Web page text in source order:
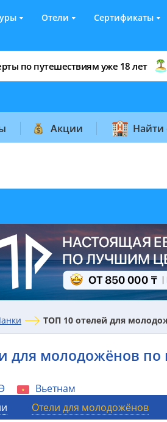
Отели Сертификаты
по путешествиям уже 18 лет
Акции Найти
ТОП 10 отелей для
для молодожёнов по
Вьетнам
Отели для молодожёнов